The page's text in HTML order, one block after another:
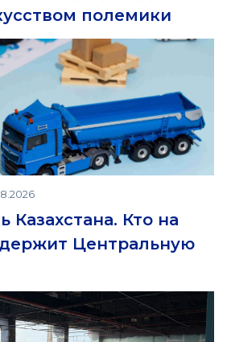
полемики
Казахстана. Кто на
Центральную